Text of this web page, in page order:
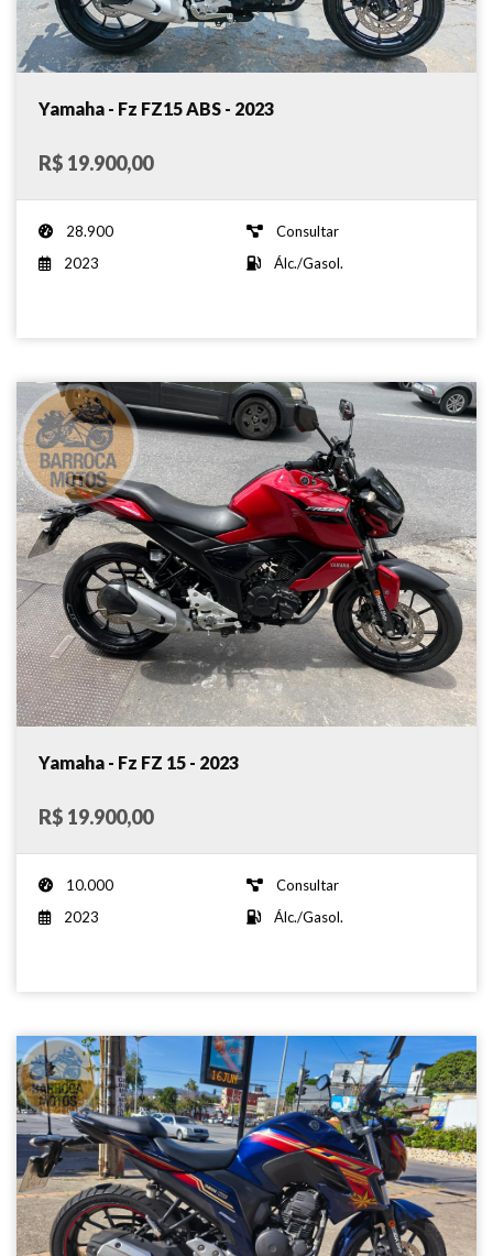
Yamaha - Fz FZ15 ABS - 2023
R$ 19.900,00
28.900
Consultar
2023
Álc./Gasol.
Yamaha - Fz FZ 15 - 2023
R$ 19.900,00
10.000
Consultar
2023
Álc./Gasol.